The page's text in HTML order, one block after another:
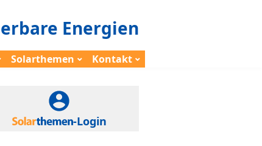
Energien
Solarthemen Kontakt
-Login